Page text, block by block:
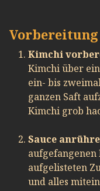
Vorbereitung
Kimchi
Kimchi über
ein- bis
ganzen Saft
Kimchi grob
Sauce
aufgefangenen
aufgelisteten
und alles